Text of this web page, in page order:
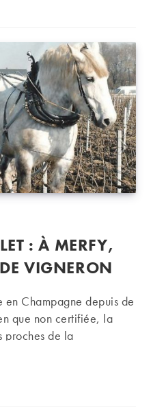
: À MERFY,
VIGNERON
en Champagne depuis de
que non certifiée, la
proches de la
terroir.
: à Merfy, un champagne de